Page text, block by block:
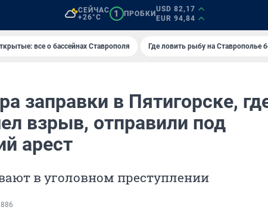
СЕЙЧАС
+26°C
1 ПРОБКИ
USD 82,17
EUR 94,84
все о бассейнах Ставрополя Где ловить рыбу на Ставрополье
заправки в Пятигорске,
взрыв, отправили под
арест
в уголовном преступлении
886